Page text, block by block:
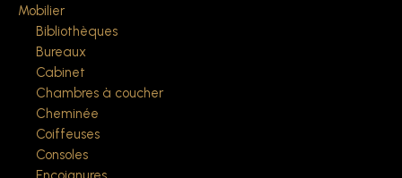
Mobilier
Bibliothèques
Bureaux
Cabinet
Chambres à coucher
Cheminée
Coiffeuses
Consoles